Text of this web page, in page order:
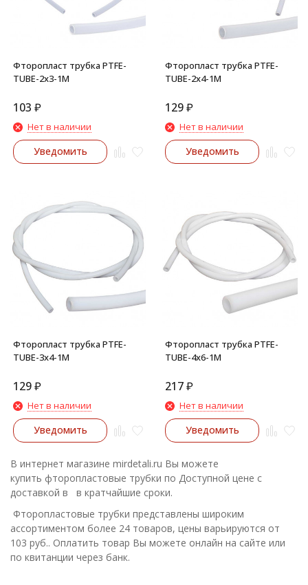
Фторопласт трубка PTFE-
TUBE-2x3-1M
103 ₽
Нет в наличии
Уведомить
Фторопласт трубка PTFE-
TUBE-2x4-1M
129₽
Нет в наличии
Уведомить
Фторопласт трубка PTFE-
TUBE-3x4-1M
129₽
Нет в наличии
Уведомить
Фторопласт трубка PTFE-
TUBE-4x6-1M
217₽
Нет в наличии
Уведомить
В интернет магазине mirdetali.ru Вы можете
купить фторопластовые трубки по Доступной цене с
доставкой в в кратчайшие сроки.
Фторопластовые трубки представлены широким
ассортиментом более 24 товаров, цены варьируются от
103 руб.. Оплатить товар Вы можете онлайн на сайте или
по квитанции через банк.